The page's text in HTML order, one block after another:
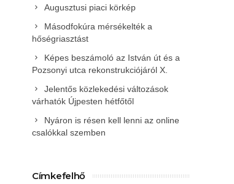
Augusztusi piaci körkép
Másodfokúra mérsékelték a
hőségriasztást
Képes beszámoló az István út és a
Pozsonyi utca rekonstrukciójáról X.
Jelentős közlekedési változások
várhatók Újpesten hétfőtől
Nyáron is résen kell lenni az online
csalókkal szemben
Címkefelhő